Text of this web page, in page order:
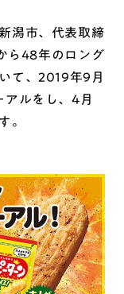
潟市、代表取締
ら48年のロング
て、2019年9月
アルをし、4月
。